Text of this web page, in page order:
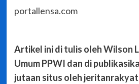
portallensa.com
Artikel ini di tulis oleh Wilson
Umum PPWI dan di
jutaan situs oleh